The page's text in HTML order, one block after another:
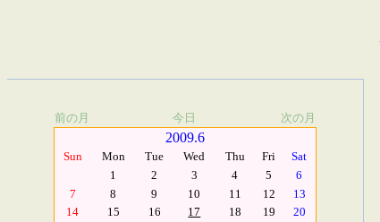
前の月 今日 次の月
2009.6
Sun Mon Tue Wed Thu Fri
Sat
1
2 3 4 5
6
7
8 9 10 11 12
13
14
15 16 17 18 19
20